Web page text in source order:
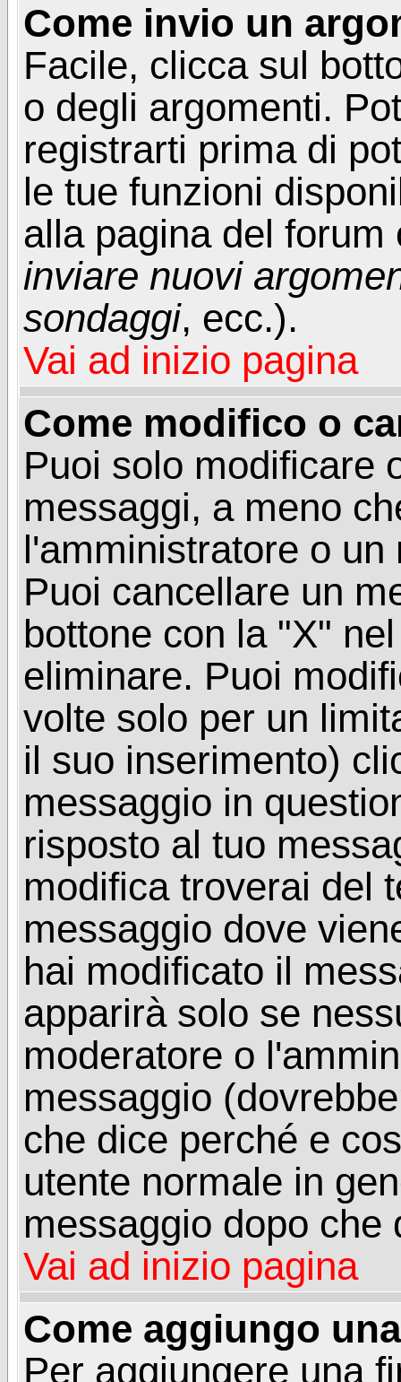
Come invio un
Facile, clicca sul
o degli argomenti.
registrarti prima di
le tue funzioni
alla pagina del
inviare nuovi
sondaggi, ecc.).
Vai ad inizio pagina
Come modifico o
Puoi solo modificare
messaggi, a meno
l'amministratore o
Puoi cancellare un
bottone con la "X"
eliminare. Puoi
volte solo per un
il suo inserimento)
messaggio in
risposto al tuo
modifica troverai del
messaggio dove
hai modificato il
apparirà solo se
moderatore o
messaggio
che dice perché e
utente normale in
messaggio dopo che
Vai ad inizio pagina
Come aggiungo
Per aggiungere una